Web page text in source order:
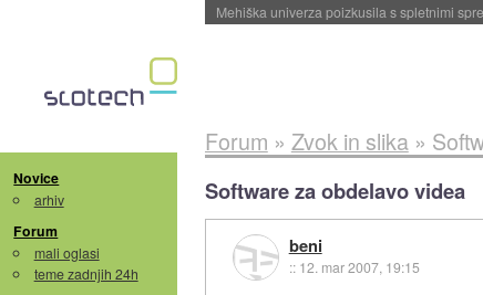
Evropska vesoljska agencija razvija svojo
Novice
arhiv
Forum
mali oglasi
teme zadnjih 24h
Forum » Zvok in slika»
Software za obdelavo videa
beni
:: 12. mar 2007, 19:15